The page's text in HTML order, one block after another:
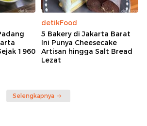
1960
detikFood
5 Bakery di Jakarta Barat
Ini Punya Cheesecake
Artisan hingga Salt Bread
Lezat
Selengkapnya